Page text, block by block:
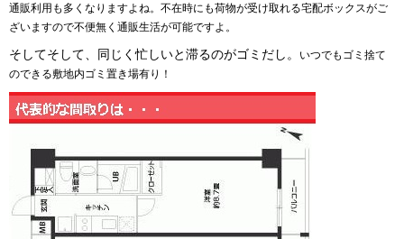
通販利用も多くなりますよね。不在時にも荷物が受け取れる宅配ボックスがご
ざいますので不便無く通販生活が可能ですよ。
そしてそして、同じく忙しいと滞るのがゴミだし。
いつでもゴミ捨て
のできる敷地内ゴミ置き場有り！